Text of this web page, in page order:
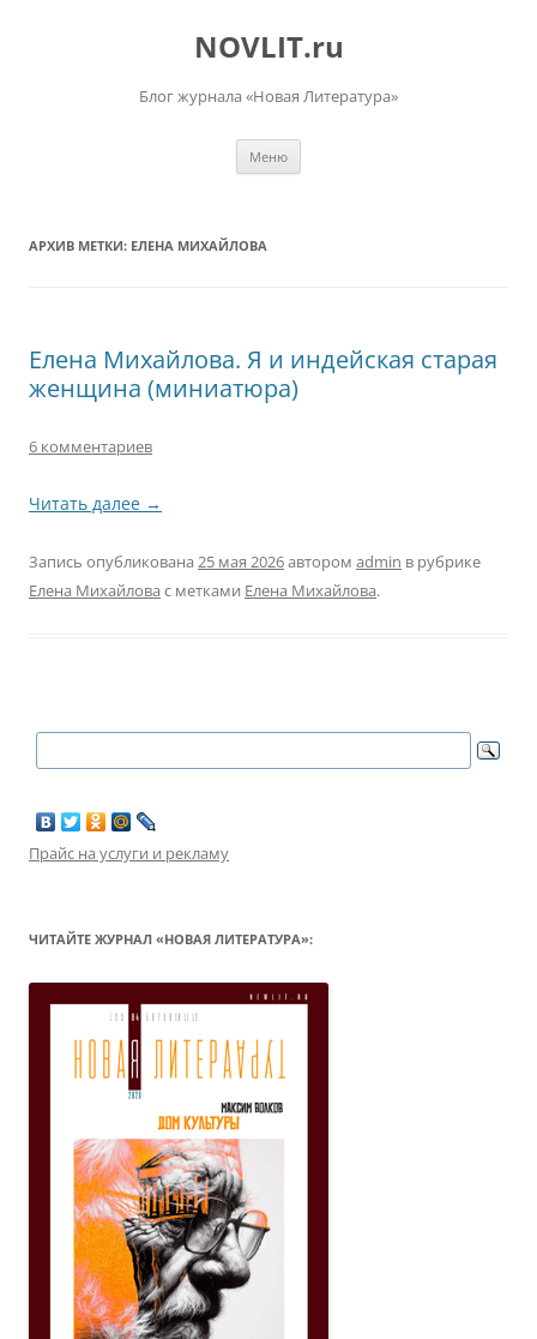
NOVLIT.ru
Блог журнала «Новая Литература»
Меню
АРХИВ МЕТКИ: ЕЛЕНА МИХАЙЛОВА
Елена Михайлова. Я и индейская старая
женщина (миниатюра)
6 комментариев
Читать далее →
Запись опубликована 25 мая 2026автором admin в рубрике
Елена Михайлова с метками Елена Михайлова.
Прайс на услуги и рекламу
ЧИТАЙТЕ ЖУРНАЛ «НОВАЯ ЛИТЕРАТУРА»: